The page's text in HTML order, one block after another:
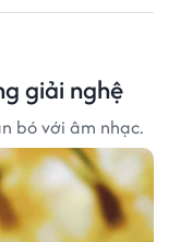
giải nghệ
bó với âm nhạc.